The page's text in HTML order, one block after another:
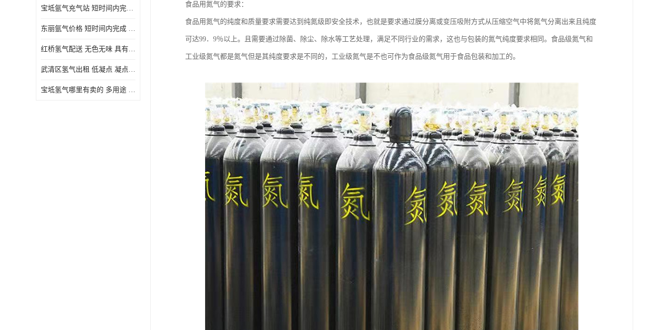
宝坻氩气充气站 短时间内完成 人员经过培训
东丽氩气价格 短时间内完成 物流管理优良
红桥氢气配送 无色无味 具有较低的密度
武清区氢气出租 低凝点 凝点为-259
宝坻氢气哪里有卖的 多用途 可以在空气中上升
食品用氮气的要求：
食品用氮气的纯度和质量要求需要达到纯氮级即安全技术，也就是要求通过膜分离或变压吸附方式从压缩空气中将氮气分离出来且纯度
可达99．9％以上。且需要通过除菌、除尘、除水等工艺处理，满足不同行业的需求，这也与包装的氮气纯度要求相同。食品级氮气和
工业级氮气都是氮气但是其纯度要求是不同的，工业级氮气是不也可作为食品级氮气用于食品包装和加工的。